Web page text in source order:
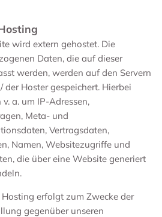
wird extern gehostet. Die
Daten, die auf dieser
werden, werden auf den Servern
der Hoster gespeichert. Hierbei
v. a. um IP-Adressen,
Meta- und
Vertragsdaten,
Namen, Websitezugriffe und
die über eine Website generiert
Hosting erfolgt zum Zwecke der
gegenüber unseren